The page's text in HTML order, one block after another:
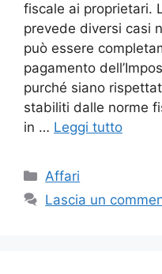
fiscale ai proprietari.
prevede diversi casi
può essere
pagamento
purché siano
stabiliti dalle norme
in … Leggi tutto
Categorie
Affari
Lascia un